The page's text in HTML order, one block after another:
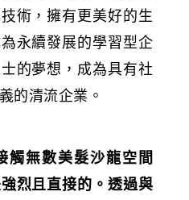
術，擁有更美好的生
永續發展的學習型企
的夢想，成為具有社
的清流企業。
觸無數美髮沙龍空間
烈且直接的。透過與